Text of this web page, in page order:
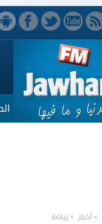
>أخبار > رياضة